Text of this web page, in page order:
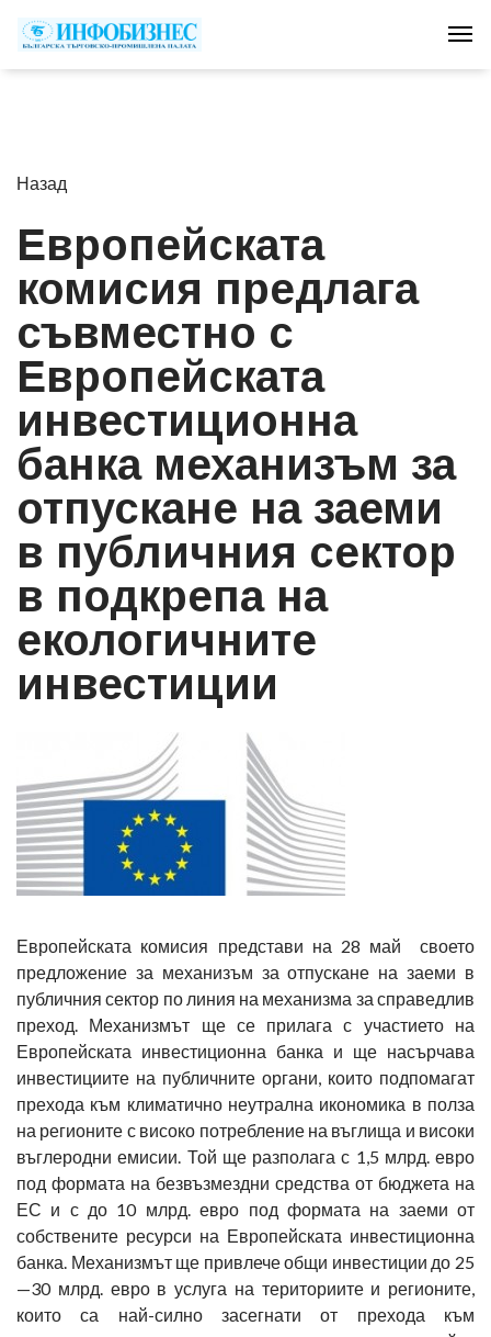
Назад
Европейската
комисия предлага
съвместно с
Европейската
инвестиционна
банка механизъм за
отпускане на заеми
в публичния сектор
в подкрепа на
екологичните
инвестиции
Европейската комисия представи на 28 май своето
предложение за механизъм за отпускане на заеми в
публичния сектор по линия на механизма за справедлив
преход. Механизмът ще се прилага с участието на
Европейската инвестиционна банка и ще насърчава
инвестициите на публичните органи, които подпомагат
прехода към климатично неутрална икономика в полза
на регионите с високо потребление на въглища и високи
въглеродни емисии. Той ще разполага с 1,5 млрд. евро
под формата на безвъзмездни средства от бюджета на
ЕС и с до 10 млрд. евро под формата на заеми от
собствените ресурси на Европейската инвестиционна
банка. Механизмът ще привлече общи инвестиции до 25
—30 млрд. евро в услуга на териториите и регионите,
които са най-силно засегнати от прехода към